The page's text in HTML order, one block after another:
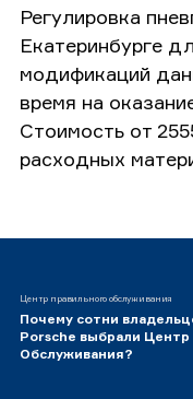
Регулировка
Екатеринбурге
модификаций
время на
Стоимость от
расходных
Центр правильного обслуживания
Почему сотни
Porsche выбрали Центр
Обслуживания?